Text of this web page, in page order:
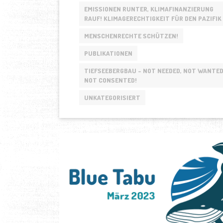
DES
UN-
UND
EINER
MEERESPOLITIK
AUCH
IN
EMISSIONEN RUNTER, KLIMAFINANZIERUNG
RAUF! KLIMAGERECHTIGKEIT FÜR DEN PAZIFIK
MENSCHENRECHTE SCHÜTZEN!
PUBLIKATIONEN
TIEFSEEBERGBAU - NOT NEEDED, NOT
NOT CONSENTED!
UNKATEGORISIERT